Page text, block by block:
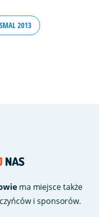
SMAL 2013
NAS
ma miejsce także
i sponsorów.